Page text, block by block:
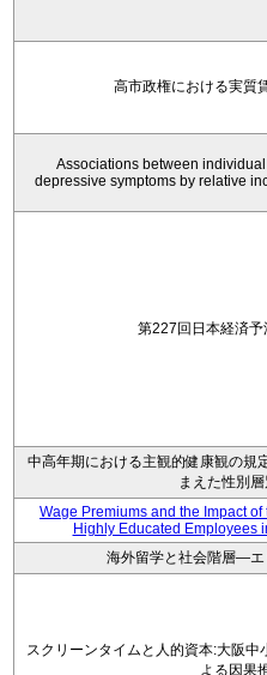
高市政権における実質
Associations between
depressive symptoms by relative
第227回日本経済予
中高年期における主観的健康観の規
まえた性別
Wage Premiums and the Impact
Highly Educated Employees
海外留学と社会階層―エ
スクリーンタイムと人的資本:大阪
よる因果